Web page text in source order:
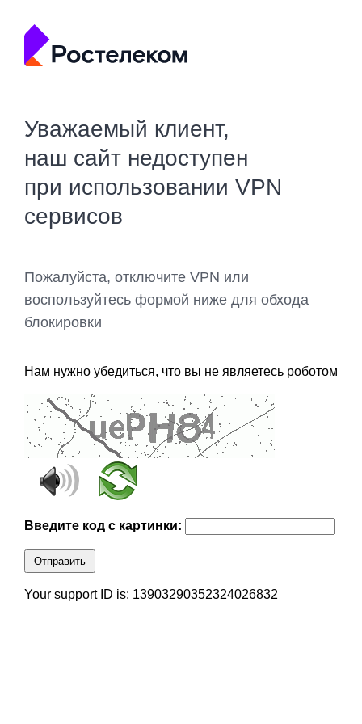
Уважаемый клиент,
наш сайт недоступен
при использовании VPN
сервисов
Пожалуйста, отключите VPN или
воспользуйтесь формой ниже для обхода
блокировки
Нам нужно убедиться, что вы не являетесь роботом
Введите код с картинки:
Отправить
Your support ID is: 13903290352324026832